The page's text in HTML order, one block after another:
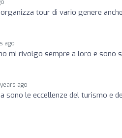
tour di vario genere
ago
mi rivolgo sempre a loro e sono
ago
sono le eccellenze del turismo e